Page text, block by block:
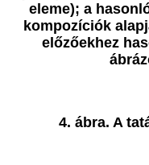
eleme); a
kompozíciók
előzőekhez
4. ábra. A